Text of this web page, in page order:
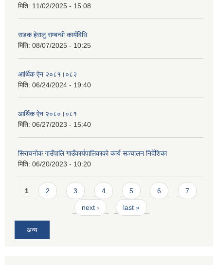
मिति: 11/02/2025 - 15:08
सडक हेरालु सम्बन्धी कार्यविधि
मिति: 08/07/2025 - 10:25
आर्थिक ऐन २०८१।०८२
मिति: 06/24/2024 - 19:40
आर्थिक ऐन २०८०।०८१
मिति: 06/27/2023 - 15:40
सिराचनोक गाउँपालि गाउँकार्यपालिकाको कार्य सञ्चालन निर्देशिका
मिति: 06/20/2023 - 10:20
Pages
1 2 3 4 5 6 7
next › last »
अन्य